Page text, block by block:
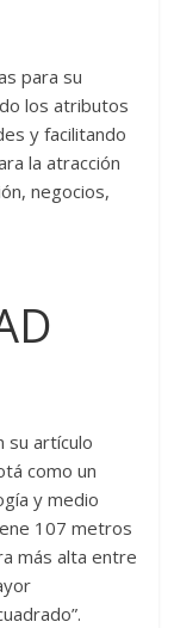
para su
los atributos
y facilitando
la atracción
negocios,
su artículo
como un
y medio
107 metros
más alta entre